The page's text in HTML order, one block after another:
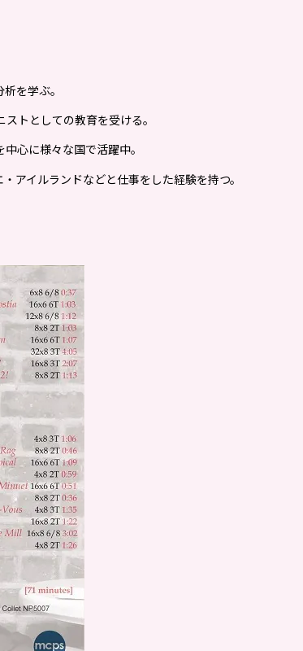
を学ぶ。
トとしての教育を受ける。
心に様々な国で活躍中。
アイルランドなどと仕事をした経験を持つ。